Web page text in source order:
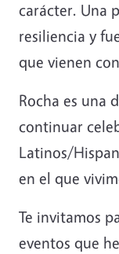
carácter. Una
resiliencia y
que vienen
Rocha es una
continuar
Latinos/
en el que
Te invitamos
eventos que